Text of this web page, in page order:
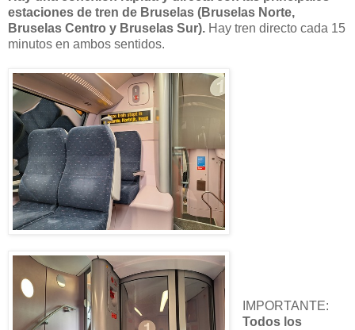
estaciones de tren de Bruselas (Bruselas Norte,
Bruselas Centro y Bruselas Sur). Hay tren directo cada 15
minutos en ambos sentidos.
IMPORTANTE:
Todos los